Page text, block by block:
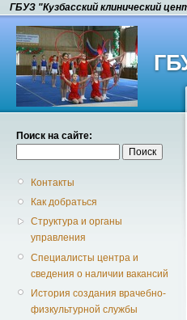
ГБУЗ "Кузбасский клинический
Поиск на сайте:
Контакты
Как добраться
Структура и органы
управления
Специалисты центра и
сведения о наличии вакансий
История создания врачебно-
физкультурной службы